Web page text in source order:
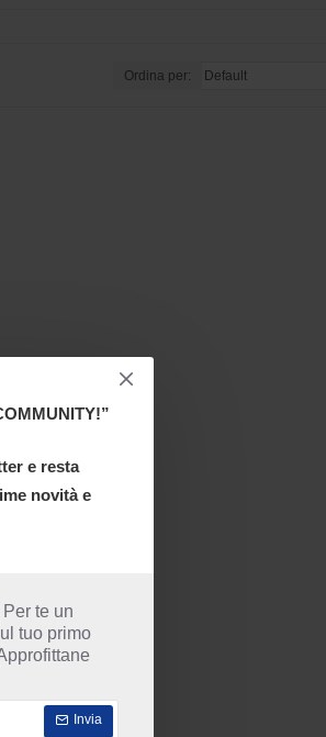
e resta
novità e
te un
tuo primo
Invia
Ordina per: